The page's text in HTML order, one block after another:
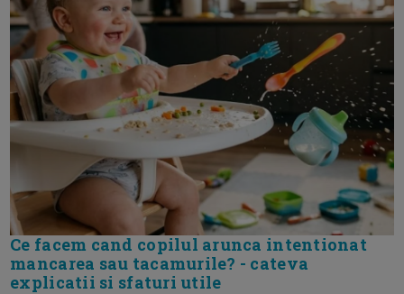
Ce facem cand copilul arunca intentionat
mancarea sau tacamurile? - cateva
explicatii si sfaturi utile